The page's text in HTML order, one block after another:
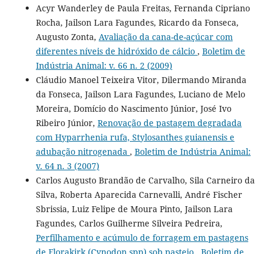
Acyr Wanderley de Paula Freitas, Fernanda Cipriano
Rocha, Jailson Lara Fagundes, Ricardo da Fonseca,
Augusto Zonta, Avaliação da cana-de-açúcar com
diferentes níveis de hidróxido de cálcio , Boletim de
Indústria Animal: v. 66 n. 2 (2009)
Cláudio Manoel Teixeira Vitor, Dilermando Miranda
da Fonseca, Jailson Lara Fagundes, Luciano de Melo
Moreira, Domício do Nascimento Júnior, José Ivo
Ribeiro Júnior, Renovação de pastagem degradada
com Hyparrhenia rufa, Stylosanthes guianensis e
adubação nitrogenada , Boletim de Indústria Animal:
v. 64 n. 3 (2007)
Carlos Augusto Brandão de Carvalho, Sila Carneiro da
Silva, Roberta Aparecida Carnevalli, André Fischer
Sbrissia, Luiz Felipe de Moura Pinto, Jailson Lara
Fagundes, Carlos Guilherme Silveira Pedreira,
Perfilhamento e acúmulo de forragem em pastagens